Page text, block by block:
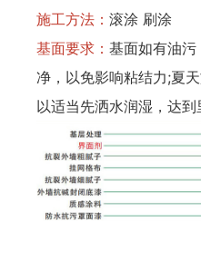
施工方法： 滚涂 刷涂
基面要求： 基面如有油
净，以免影响粘结力;夏
以适当先洒水润湿，达到